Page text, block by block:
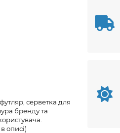
серветка для
бренду та
описі)